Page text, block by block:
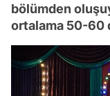
bölümden
ortalama 50-60